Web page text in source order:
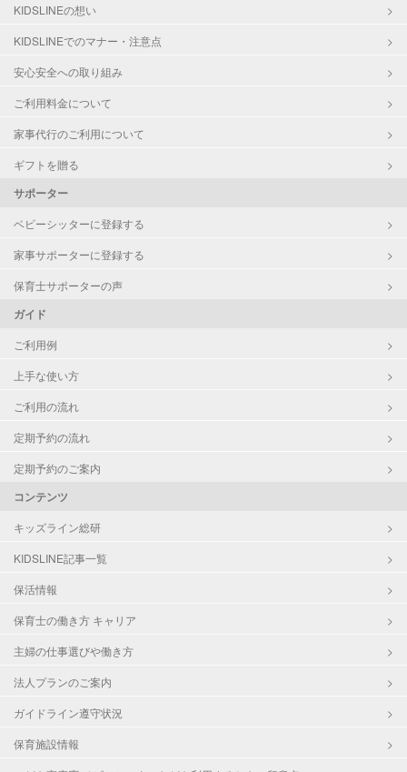
KIDSLINEの想い
KIDSLINEでのマナー・注意点
安心安全への取り組み
ご利用料金について
家事代行のご利用について
ギフトを贈る
サポーター
ベビーシッターに登録する
家事サポーターに登録する
保育士サポーターの声
ガイド
ご利用例
上手な使い方
ご利用の流れ
定期予約の流れ
定期予約のご案内
コンテンツ
キッズライン総研
KIDSLINE記事一覧
保活情報
保育士の働き方 キャリア
主婦の仕事選びや働き方
法人プランのご案内
ガイドライン遵守状況
保育施設情報